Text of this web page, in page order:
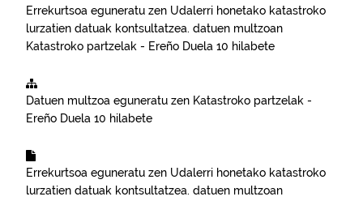
Errekurtsoa eguneratu zen Udalerri honetako katastroko
lurzatien datuak kontsultatzea. datuen multzoan
Katastroko partzelak - Ereño Duela 10 hilabete
Datuen multzoa eguneratu zen Katastroko partzelak -
Ereño Duela 10 hilabete
Errekurtsoa eguneratu zen Udalerri honetako katastroko
lurzatien datuak kontsultatzea. datuen multzoan